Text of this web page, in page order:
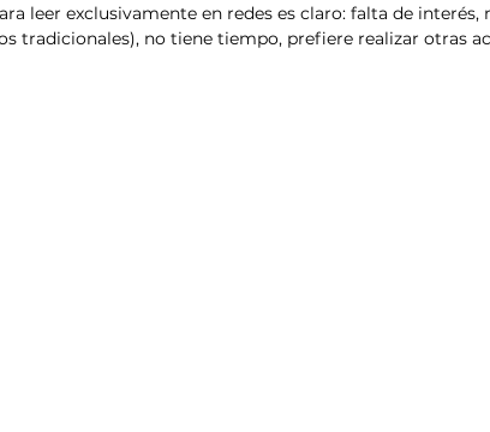
leer exclusivamente en redes es claro: falta de
tradicionales), no tiene tiempo, prefiere realizar otras